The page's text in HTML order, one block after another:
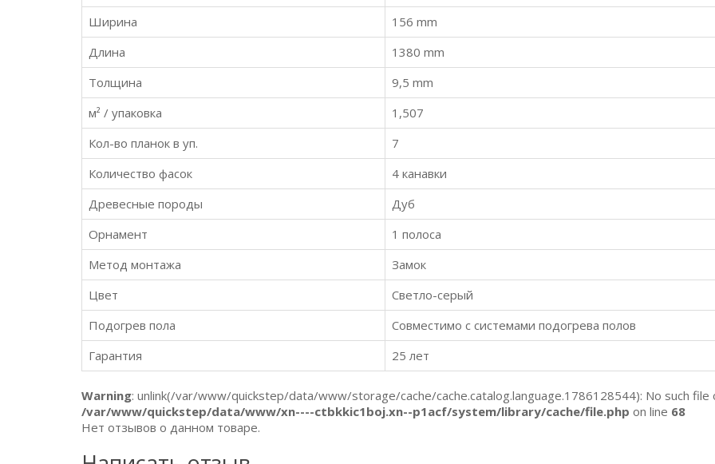
Ширина
156 mm
Длина
1380 mm
Толщина
9,5 mm
м² / упаковка
1,507
Кол-во планок в уп.
7
Количество фасок
4 канавки
Древесные породы
Дуб
Орнамент
1 полоса
Метод монтажа
Замок
Цвет
Светло-серый
Подогрев пола
Совместимо с системами подогрева полов
Гарантия
25 лет
Warning: unlink(/var/www/quickstep/data/www/storage/cache/cache.catalog.language.1786128544): No such file
/var/www/quickstep/data/www/xn----ctbkkic1boj.xn--p1acf/system/library/cache/file.php on line 68
Нет отзывов о данном товаре.